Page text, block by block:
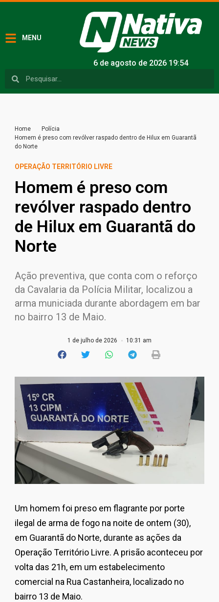
MENU
6 de agosto de 2026 19:54
Home
Polícia
Homem é preso com revólver raspado dentro de Hilux em Guarantã
do Norte
OPERAÇÃO TERRITÓRIO LIVRE
Homem é preso com
revólver raspado dentro
de Hilux em Guarantã do
Norte
Ação preventiva, que conta com o reforço
da Cavalaria da Polícia Militar, localizou a
arma municiada durante abordagem em bar
no bairro 13 de Maio.
1 de julho de 2026 10:31 am
Um homem foi preso em flagrante por porte
ilegal de arma de fogo na noite de ontem (30),
em Guarantã do Norte, durante as ações da
Operação Território Livre. A prisão aconteceu por
volta das 21h, em um estabelecimento
comercial na Rua Castanheira, localizado no
bairro 13 de Maio.